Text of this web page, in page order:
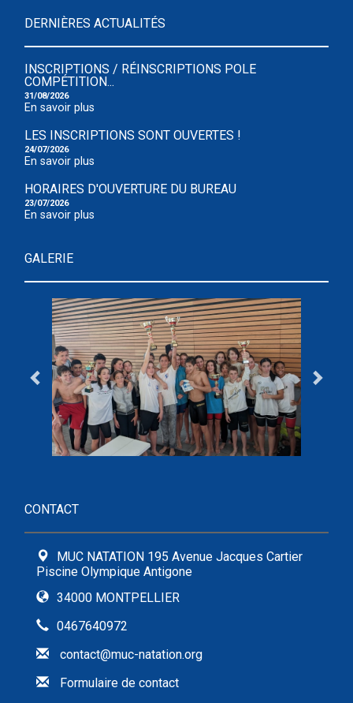
DERNIÈRES ACTUALITÉS
INSCRIPTIONS / RÉINSCRIPTIONS POLE
COMPÉTITION...
31/08/2026
En savoir plus
LES INSCRIPTIONS SONT OUVERTES !
24/07/2026
En savoir plus
HORAIRES D'OUVERTURE DU BUREAU
23/07/2026
En savoir plus
GALERIE
CONTACT
MUC NATATION 195 Avenue Jacques Cartier
Piscine Olympique Antigone
34000 MONTPELLIER
0467640972
contact@muc-natation.org
Formulaire de contact